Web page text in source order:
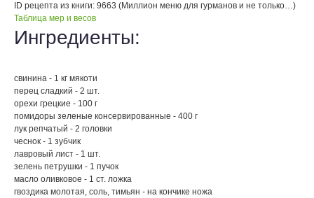
ID рецепта из книги: 9663 (Миллион меню для гурманов и не только…)
Таблица мер и весов
Ингредиенты:
свинина - 1 кг мякоти
перец сладкий - 2 шт.
орехи грецкие - 100 г
помидоры зеленые консервированные - 400 г
лук репчатый - 2 головки
чеснок - 1 зубчик
лавровый лист - 1 шт.
зелень петрушки - 1 пучок
масло оливковое - 1 ст. ложка
гвоздика молотая, соль, тимьян - на кончике ножа